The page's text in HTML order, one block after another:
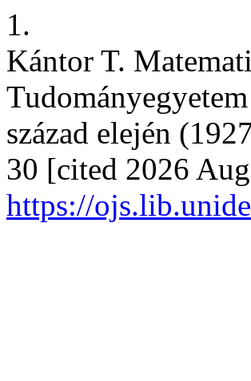
1.
Kántor T.
század elején
30 [cited 2026
https://